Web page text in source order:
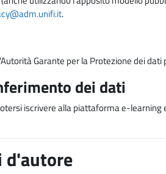
.
Garante per la Protezione dei
dei dati
iscrivere alla piattaforma e-